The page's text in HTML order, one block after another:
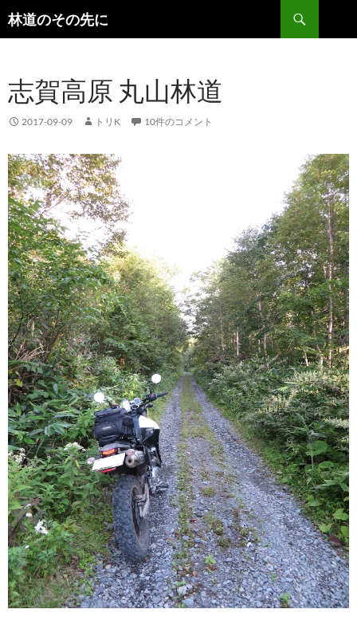
林道のその先に
検
索
ン
ツ
へ
ッ
プ
志賀高原 丸山林道
2017-09-09 トリK 10件のコメント